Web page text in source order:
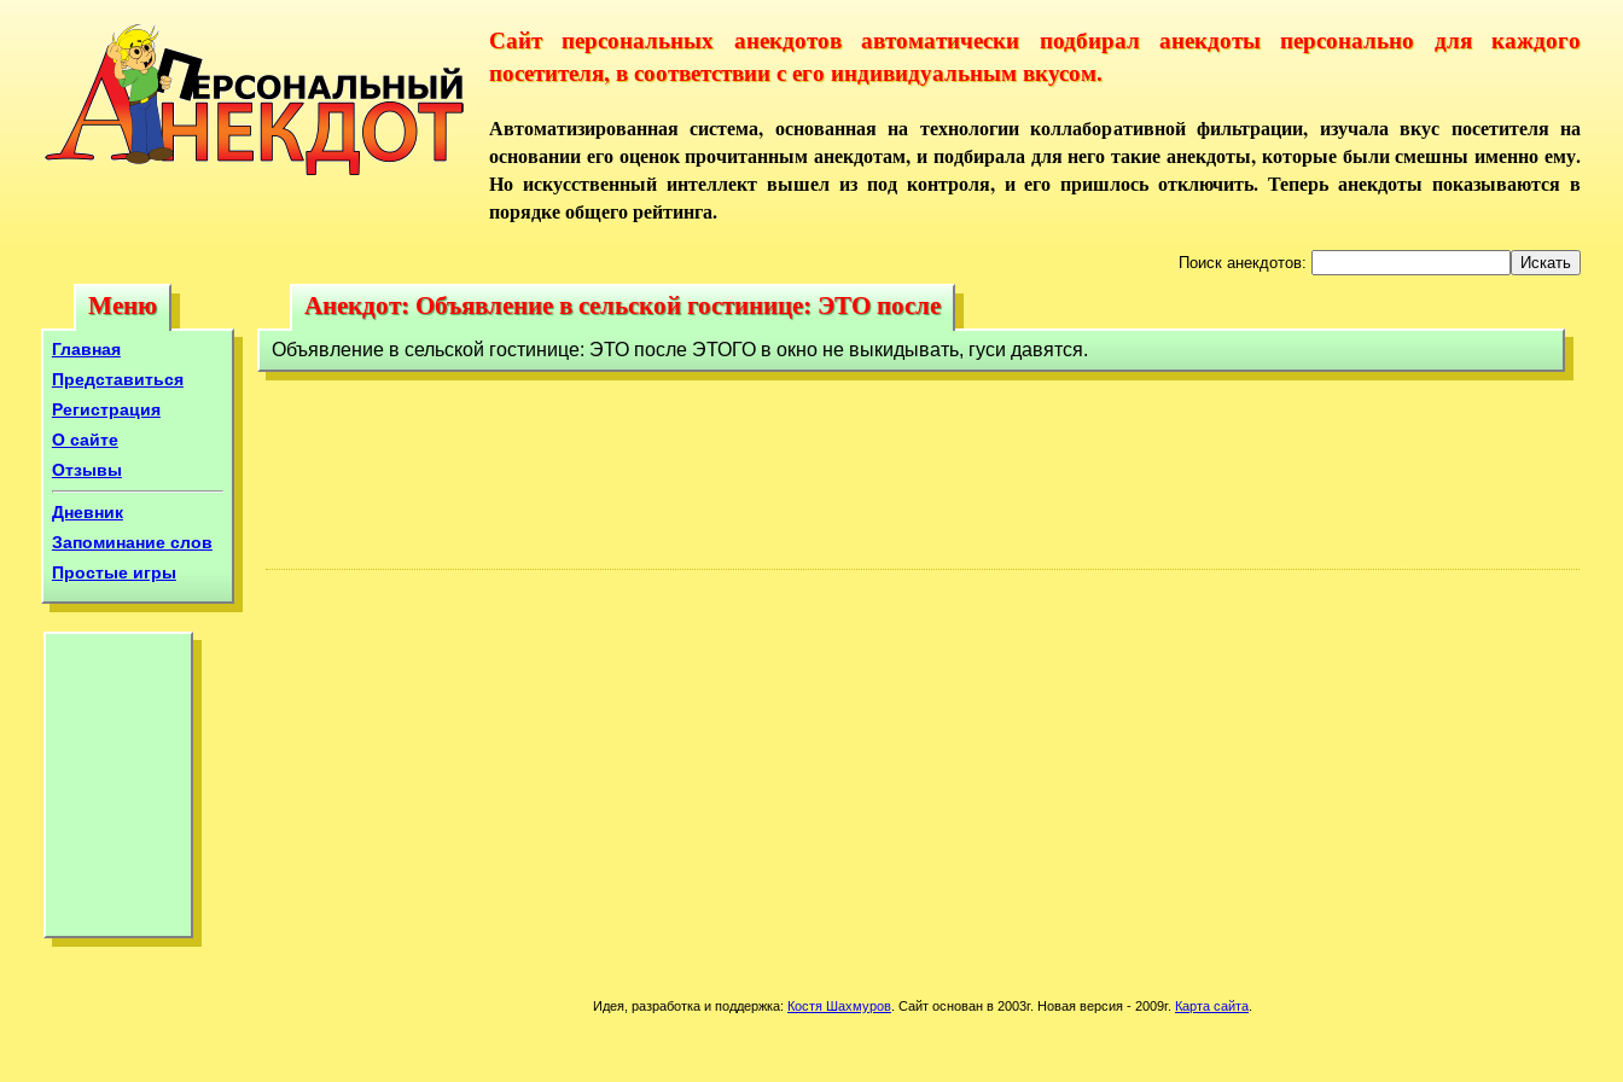
Сайт персональных анекдотов автоматически подбирал анекдоты персонально для каждого
посетителя, в соответствии с его индивидуальным вкусом.
Автоматизированная система, основанная на технологии коллаборативной фильтрации, изучала вкус посетителя на
основании его оценок прочитанным анекдотам, и подбирала для него такие анекдоты, которые были смешны именно ему.
Но искусственный интеллект вышел из под контроля, и его пришлось отключить. Теперь анекдоты показываются в
порядке общего рейтинга.
Поиск анекдотов:
Меню
Меню
Главная
Представиться
Регистрация
О сайте
Отзывы
Дневник
Запоминание слов
Простые игры
Анекдот: Объявление в сельской гостинице: ЭТО после
Анекдот: Объявление в сельской гостинице: ЭТО после
Объявление в сельской гостинице: ЭТО после ЭТОГО в окно не выкидывать, гуси давятся.
Идея, разработка и поддержка: Костя Шахмуров . Сайт основан в 2003г. Новая версия - 2009г. Карта сайта